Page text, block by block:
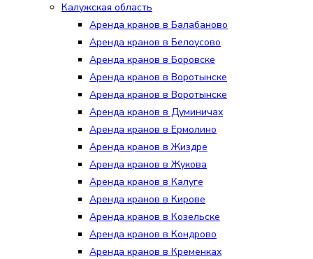
Калужская область
Аренда кранов в Балабаново
Аренда кранов в Белоусово
Аренда кранов в Боровске
Аренда кранов в Воротынске
Аренда кранов в Воротынске
Аренда кранов в Думиничах
Аренда кранов в Ермолино
Аренда кранов в Жиздре
Аренда кранов в Жукова
Аренда кранов в Калуге
Аренда кранов в Кирове
Аренда кранов в Козельске
Аренда кранов в Кондрово
Аренда кранов в Кременках